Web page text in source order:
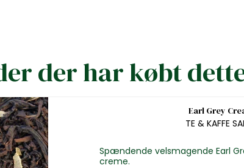
der har købt
Earl Grey
TE & KAFFE
Spændende velsmagende Earl
creme.